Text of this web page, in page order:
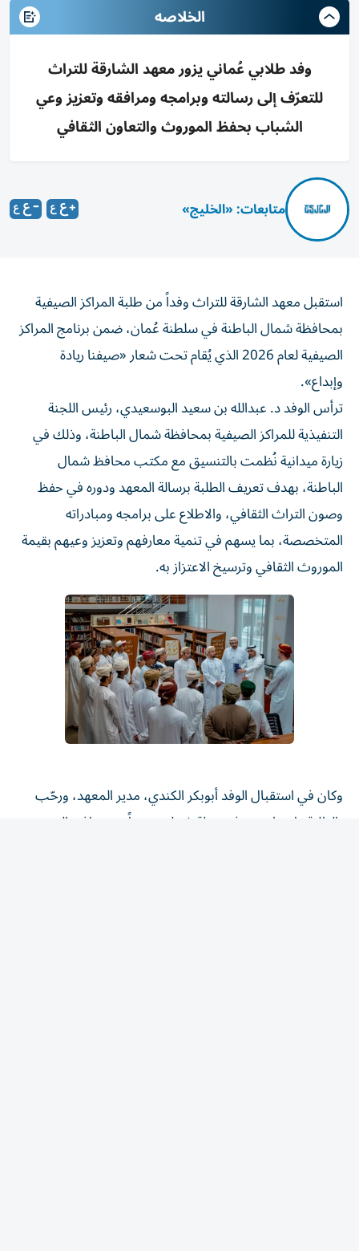
الخلاصه
وفد طلابي عُماني يزور معهد الشارقة للتراث
للتعرّف إلى رسالته وبرامجه ومرافقه وتعزيز وعي
الشباب بحفظ الموروث والتعاون الثقافي
متابعات: «الخليج»
استقبل معهد الشارقة للتراث وفداً من طلبة المراكز الصيفية
بمحافظة شمال الباطنة في سلطنة عُمان، ضمن برنامج المراكز
الصيفية لعام 2026 الذي يُقام تحت شعار «صيفنا ريادة
وإبداع».
ترأس الوفد د. عبدالله بن سعيد البوسعيدي، رئيس اللجنة
التنفيذية للمراكز الصيفية بمحافظة شمال الباطنة، وذلك في
زيارة ميدانية نُظمت بالتنسيق مع مكتب محافظ شمال
الباطنة، بهدف تعريف الطلبة برسالة المعهد ودوره في حفظ
وصون التراث الثقافي، والاطلاع على برامجه ومبادراته
المتخصصة، بما يسهم في تنمية معارفهم وتعزيز وعيهم بقيمة
الموروث الثقافي وترسيخ الاعتزاز به.
وكان في استقبال الوفد أبوبكر الكندي، مدير المعهد، ورحّب
بالطلبة واصطحبهم في جولة شملت عدداً من مرافق المعهد